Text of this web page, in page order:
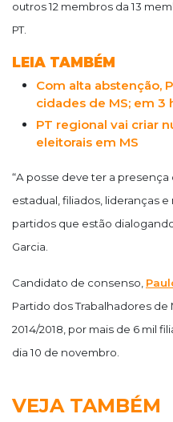
outros 12 membros da 13
PT.
LEIA TAMBÉM
Com alta abstenção,
cidades de MS; em 3
PT regional vai criar
eleitorais em MS
“A posse deve ter a
estadual, filiados, lideranças
partidos que estão
Garcia.
Candidato de consenso,
Partido dos Trabalhadores de
2014/2018, por mais de 6 mil
dia 10 de novembro.
VEJA TAMBÉM